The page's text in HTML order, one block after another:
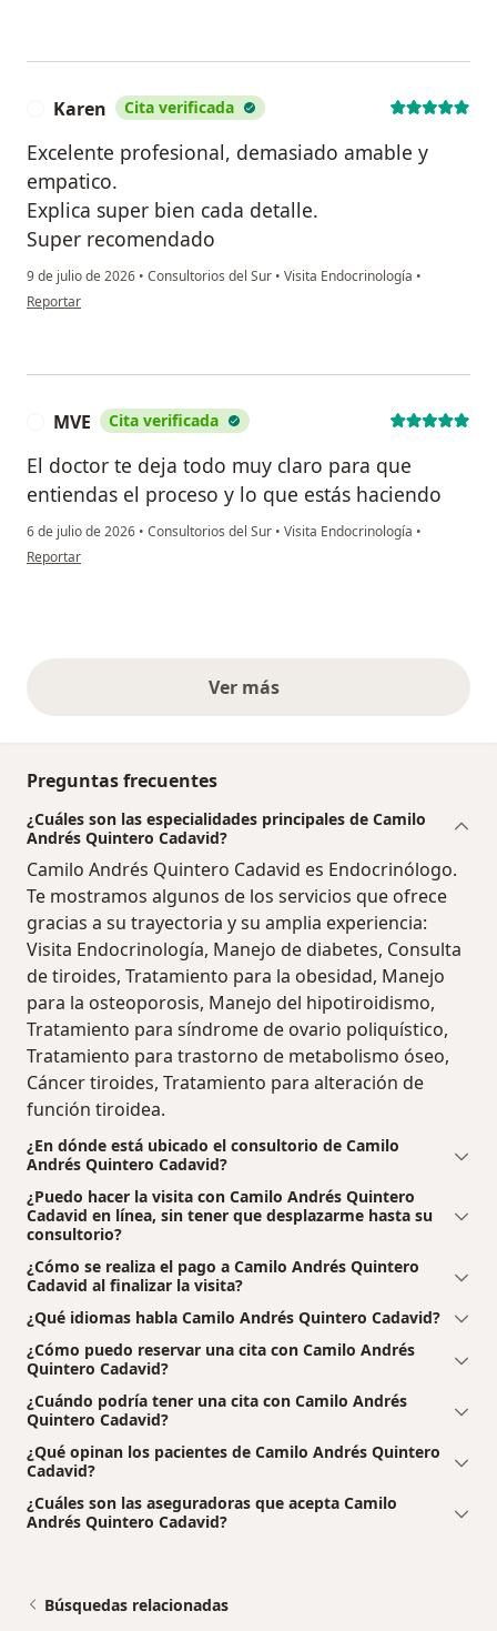
Karen Cita verificada
Excelente profesional, demasiado amable y
empatico.
Explica super bien cada detalle.
Super recomendado
9 de julio de 2026 • Consultorios del Sur • Visita Endocrinología •
en opinión del usuario Karen
Reportar
MVE Cita verificada
El doctor te deja todo muy claro para que
entiendas el proceso y lo que estás haciendo
6 de julio de 2026 • Consultorios del Sur • Visita Endocrinología •
en opinión del usuario MVE
Reportar
Ver másopiniones anteriores
Preguntas frecuentes
¿Cuáles son las especialidades principales de Camilo
Andrés Quintero Cadavid?
Camilo Andrés Quintero Cadavid es Endocrinólogo.
Te mostramos algunos de los servicios que ofrece
gracias a su trayectoria y su amplia experiencia:
Visita Endocrinología, Manejo de diabetes, Consulta
de tiroides, Tratamiento para la obesidad, Manejo
para la osteoporosis, Manejo del hipotiroidismo,
Tratamiento para síndrome de ovario poliquístico,
Tratamiento para trastorno de metabolismo óseo,
Cáncer tiroides, Tratamiento para alteración de
función tiroidea.
¿En dónde está ubicado el consultorio de Camilo
Andrés Quintero Cadavid?
¿Puedo hacer la visita con Camilo Andrés Quintero
Cadavid en línea, sin tener que desplazarme hasta su
consultorio?
¿Cómo se realiza el pago a Camilo Andrés Quintero
Cadavid al finalizar la visita?
¿Qué idiomas habla Camilo Andrés Quintero Cadavid?
¿Cómo puedo reservar una cita con Camilo Andrés
Quintero Cadavid?
¿Cuándo podría tener una cita con Camilo Andrés
Quintero Cadavid?
¿Qué opinan los pacientes de Camilo Andrés Quintero
Cadavid?
¿Cuáles son las aseguradoras que acepta Camilo
Andrés Quintero Cadavid?
Búsquedas relacionadas